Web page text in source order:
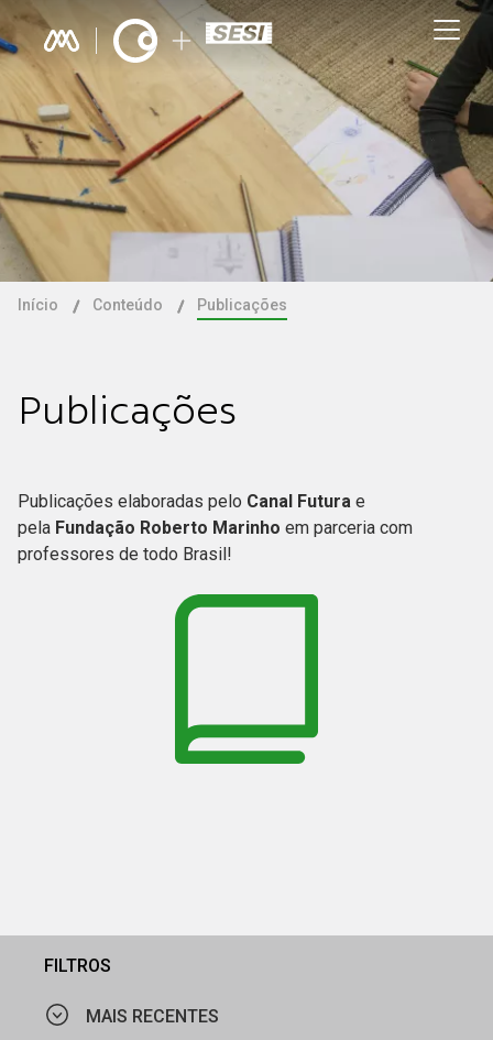
Início Conteúdo Publicações
Publicações
Publicações elaboradas pelo Canal Futura e
pela Fundação Roberto Marinho em parceria com
professores de todo Brasil!
FILTROS
MAIS RECENTES